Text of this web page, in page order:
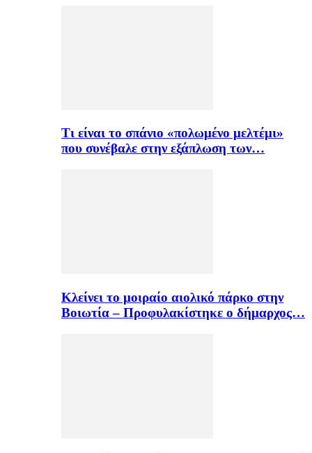
Τι είναι το σπάνιο «πολωμένο μελτέμι»
που συνέβαλε στην εξάπλωση των…
Κλείνει το μοιραίο αιολικό πάρκο στην
Βοιωτία – Προφυλακίστηκε ο δήμαρχος…